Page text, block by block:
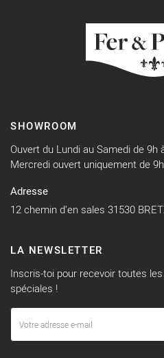
SHOWROOM
Ouvert du Lundi au Samedi de 9h
Mercredi ouvert uniquement de
Adresse
12 chemin d'en sales 31530
LA NEWSLETTER
Inscris-toi pour recevoir toutes
spéciales !